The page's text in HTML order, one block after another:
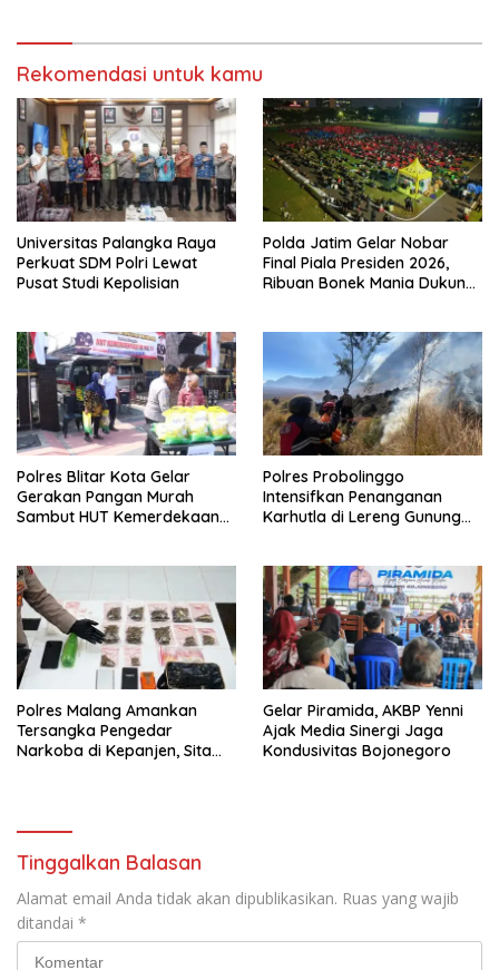
Rekomendasi untuk kamu
Universitas Palangka Raya
Perkuat SDM Polri Lewat
Pusat Studi Kepolisian
Polda Jatim Gelar Nobar
Final Piala Presiden 2026,
Ribuan Bonek Mania Dukung
Polres Blitar Kota Gelar
Gerakan Pangan Murah
Sambut HUT Kemerdekaan
Polres Probolinggo
Intensifkan Penanganan
Karhutla di Lereng Gunung
Polres Malang Amankan
Tersangka Pengedar
Narkoba di Kepanjen, Sita
Gelar Piramida, AKBP Yenni
Ajak Media Sinergi Jaga
Kondusivitas Bojonegoro
Tinggalkan Balasan
Alamat email Anda tidak akan dipublikasikan. Ruas yang wajib
ditandai *